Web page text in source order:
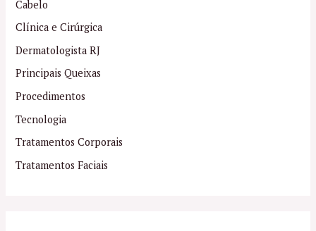
Cabelo
Clínica e Cirúrgica
Dermatologista RJ
Principais Queixas
Procedimentos
Tecnologia
Tratamentos Corporais
Tratamentos Faciais